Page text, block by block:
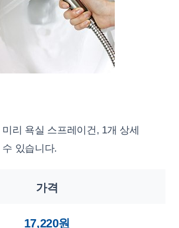
미리 욕실 스프레이건, 1개 상세
있습니다.
가격
17,220원